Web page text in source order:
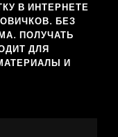
В ИНТЕРНЕТЕ
БЕЗ
ПОЛУЧАТЬ
ДЛЯ
И